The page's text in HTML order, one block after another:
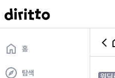
홈
탐색